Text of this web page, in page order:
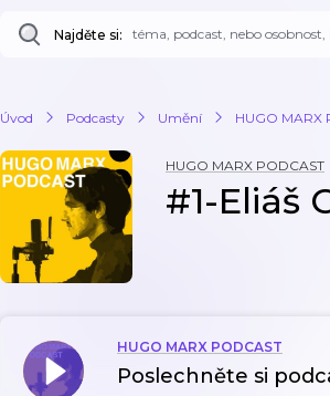
Najděte si:
Úvod Podcasty Umění HUGO MARX
HUGO MARX PODCAST
#1-Eliáš
HUGO MARX PODCAST
Poslechněte si